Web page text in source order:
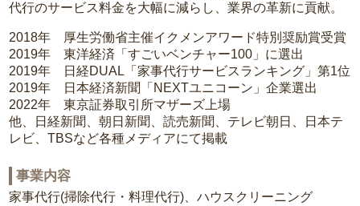
代行のサービス料金を大幅に減らし、業界の革新に貢献。
2018年 厚生労働省主催イクメンアワード特別奨励賞受賞
2019年 東洋経済「すごいベンチャー100」に選出
2019年 日経DUAL「家事代行サービスランキング」第1位
2019年 日本経済新聞「NEXTユニコーン」企業選出
2022年 東京証券取引所マザーズ上場
他、日経新聞、朝日新聞、読売新聞、テレビ朝日、日本テ
レビ、TBSなど各種メディアにて掲載
事業内容
家事代行(掃除代行・料理代行)、ハウスクリーニング